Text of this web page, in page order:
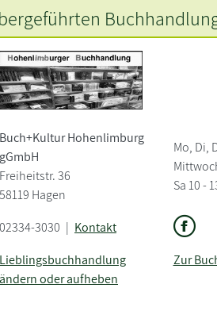
Buch+Kultur Hohenlimburg
gGmbH
Freiheitstr. 36
58119 Hagen
Mo, Di,
Sa 10 -
02334-3030 | Kontakt
Lieblingsbuchhandlung
ändern oder aufheben
Zur